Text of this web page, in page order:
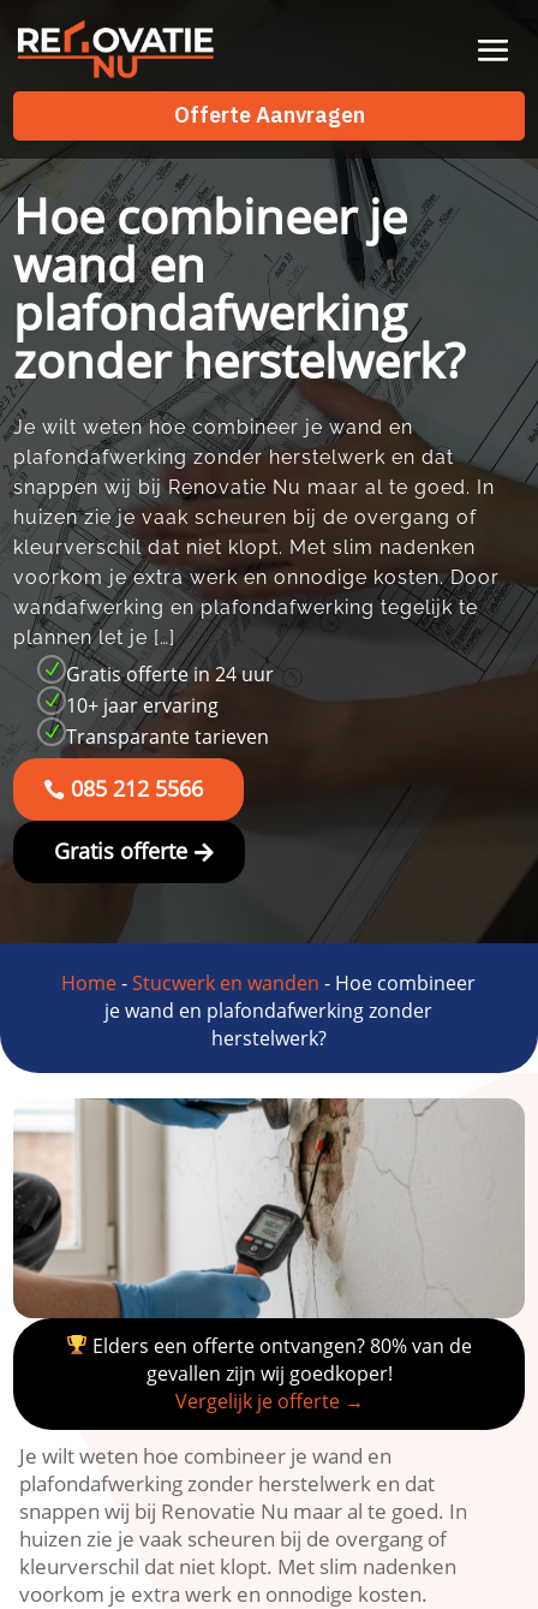
Offerte Aanvragen
Offerte Aanvragen
Hoe combineer je
wand en
plafondafwerking
zonder herstelwerk?
Je wilt weten hoe combineer je wand en
plafondafwerking zonder herstelwerk en dat
snappen wij bij Renovatie Nu maar al te goed.​ In
huizen zie je vaak scheuren bij de overgang of
kleurverschil dat niet klopt.​ Met slim nadenken
voorkom je extra werk en onnodige kosten.​ Door
wandafwerking en plafondafwerking tegelijk te
plannen let je […]
N Gratis offerte in 24 uur
N 10+ jaar ervaring
N Transparante tarieven
085 212 5566
Gratis offerte
Home-Stucwerk en wanden - Hoe combineer
je wand en plafondafwerking zonder
herstelwerk?
Elders een offerte ontvangen? 80% van de
gevallen zijn wij goedkoper!
Vergelijk je offerte →
Je wilt weten hoe combineer je wand en
plafondafwerking zonder herstelwerk en dat
snappen wij bij Renovatie Nu maar al te goed.​ In
huizen zie je vaak scheuren bij de overgang of
kleurverschil dat niet klopt.​ Met slim nadenken
voorkom je extra werk en onnodige kosten.​